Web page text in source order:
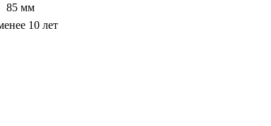
85 мм
10 лет